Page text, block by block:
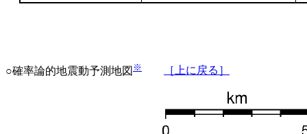
○確率論的地震動予測地図 ※ ［上に戻る］